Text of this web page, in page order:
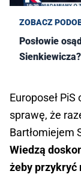
ZOBACZ
Posłowie
Europoseł
sprawę, że
Bartłomiejem
Wiedzą
żeby przykryć